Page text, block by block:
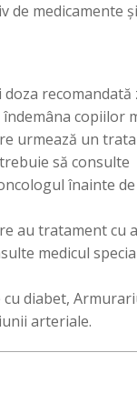
de medicamente
doza recomandată
copiilor
urmează un
să consulte
înainte
au tratament cu
medicul
diabet,
arteriale.